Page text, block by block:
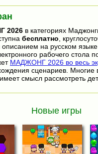
2026в категориях
бесплатно ,
описанием на русском
рабочего стола
МАДЖОНГ 2026 во весь
сценариев. Многие
смысл рассмотреть
Новые игры